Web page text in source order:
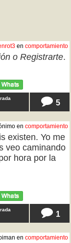
en comportamiento
o Registrarte.
5
en comportamiento
existen. Yo me
veo caminando
hora por la
1
en comportamiento